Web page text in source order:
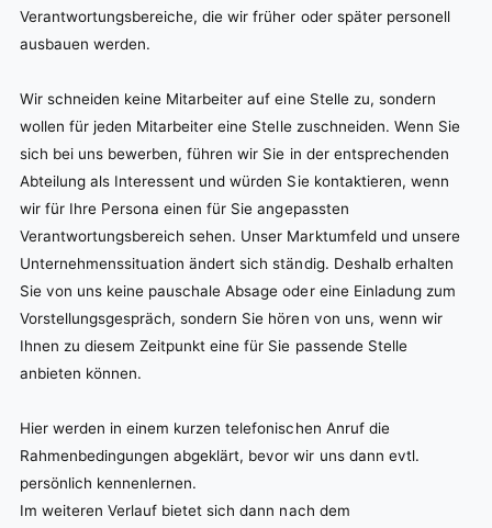
Verantwortungsbereiche, die wir früher oder später personell
ausbauen werden.
Wir schneiden keine Mitarbeiter auf eine Stelle zu, sondern
wollen für jeden Mitarbeiter eine Stelle zuschneiden. Wenn Sie
sich bei uns bewerben, führen wir Sie in der entsprechenden
Abteilung als Interessent und würden Sie kontaktieren, wenn
wir für Ihre Persona einen für Sie angepassten
Verantwortungsbereich sehen. Unser Marktumfeld und unsere
Unternehmenssituation ändert sich ständig. Deshalb erhalten
Sie von uns keine pauschale Absage oder eine Einladung zum
Vorstellungsgespräch, sondern Sie hören von uns, wenn wir
Ihnen zu diesem Zeitpunkt eine für Sie passende Stelle
anbieten können.
Hier werden in einem kurzen telefonischen Anruf die
Rahmenbedingungen abgeklärt, bevor wir uns dann evtl.
persönlich kennenlernen.
Im weiteren Verlauf bietet sich dann nach dem